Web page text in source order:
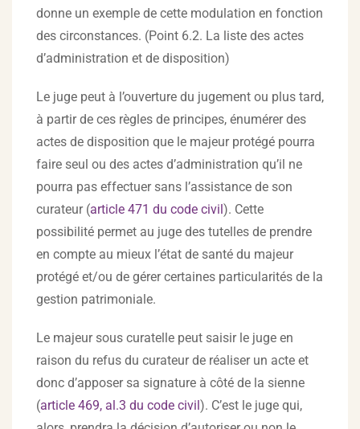
donne un exemple de cette modulation en fonction
des circonstances. (Point 6.2. La liste des actes
d’administration et de disposition)
Le juge peut à l’ouverture du jugement ou plus tard,
à partir de ces règles de principes, énumérer des
actes de disposition que le majeur protégé pourra
faire seul ou des actes d’administration qu’il ne
pourra pas effectuer sans l’assistance de son
curateur (article 471 du code civil). Cette
possibilité permet au juge des tutelles de prendre
en compte au mieux l’état de santé du majeur
protégé et/ou de gérer certaines particularités de la
gestion patrimoniale.
Le majeur sous curatelle peut saisir le juge en
raison du refus du curateur de réaliser un acte et
donc d’apposer sa signature à côté de la sienne
(article 469, al.3 du code civil). C’est le juge qui,